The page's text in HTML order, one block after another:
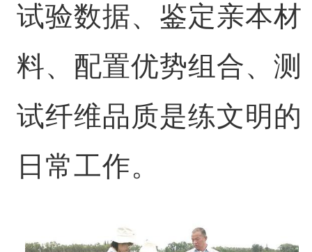
试验数据、鉴定亲本材
料、配置优势组合、测
试纤维品质是练文明的
日常工作。